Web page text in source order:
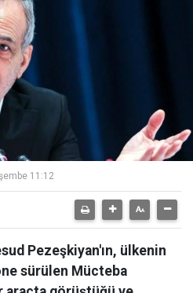
11:12
Pezeşkiyan'ın, ülkenin
sürülen Mücteba